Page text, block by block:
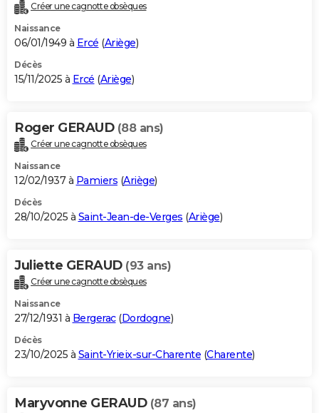
Créer une cagnotte obsèques
Naissance
06/01/1949 à Ercé (Ariège)
Décès
15/11/2025 à Ercé (Ariège)
Roger GERAUD (88 ans)
Créer une cagnotte obsèques
Naissance
12/02/1937 à Pamiers (Ariège)
Décès
28/10/2025 à Saint-Jean-de-Verges (Ariège)
Juliette GERAUD (93 ans)
Créer une cagnotte obsèques
Naissance
27/12/1931 à Bergerac(Dordogne)
Décès
23/10/2025 à Saint-Yrieix-sur-Charente (Charente)
Maryvonne GERAUD (87 ans)